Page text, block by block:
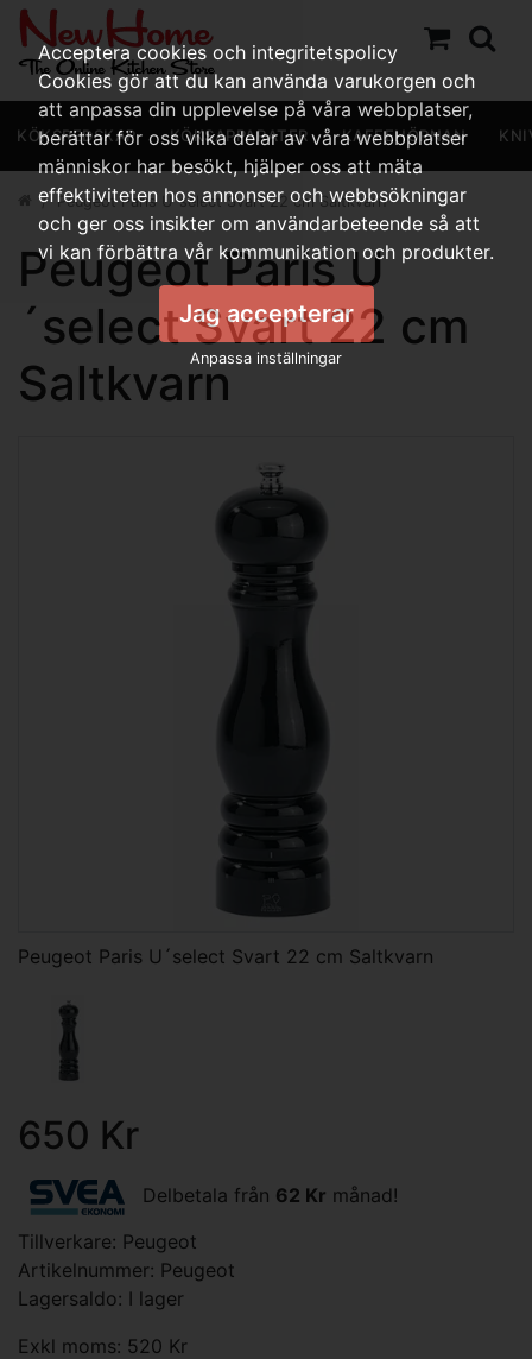
KÖKSREDSKAP KÖKSAPPARATER KAFFEHÖRNAN
Peugeot Paris U´select Svart 22 cm Saltkvarn
Peugeot Paris U
´select Svart 22 cm
Saltkvarn
Peugeot Paris U´select Svart 22 cm Saltkvarn
650 Kr
Delbetala från 62 Kr månad!
Tillverkare: Peugeot
Artikelnummer: Peugeot
Lagersaldo: I lager
Exkl moms: 520 Kr
Acceptera cookies och integritetspolicy
Cookies gör att du kan använda varukorgen och
att anpassa din upplevelse på våra webbplatser,
berättar för oss vilka delar av våra webbplatser
människor har besökt, hjälper oss att mäta
effektiviteten hos annonser och webbsökningar
och ger oss insikter om användarbeteende så att
vi kan förbättra vår kommunikation och produkter.
Jag accepterar
Anpassa inställningar